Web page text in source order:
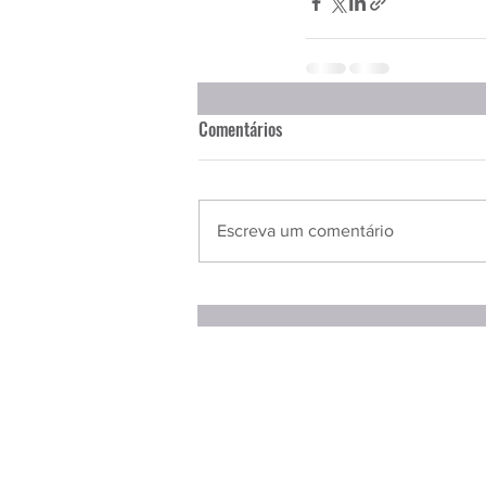
Comentários
Escreva um comentário